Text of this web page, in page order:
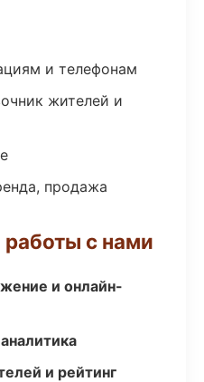
и телефонам
жителей и
продажа
с нами
и онлайн-
и рейтинг